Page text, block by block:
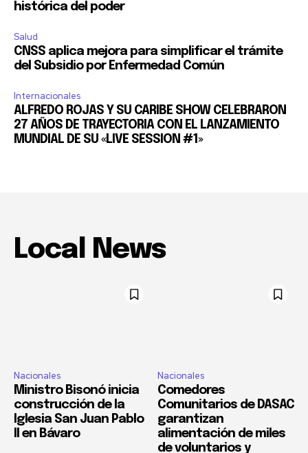
histórica del poder
Salud
CNSS aplica mejora para simplificar el trámite
del Subsidio por Enfermedad Común
Internacionales
ALFREDO ROJAS Y SU CARIBE SHOW CELEBRARON
27 AÑOS DE TRAYECTORIA CON EL LANZAMIENTO
MUNDIAL DE SU «LIVE SESSION #1»
Local News
Nacionales
Ministro Bisonó inicia
construcción de la
Iglesia San Juan Pablo
II en Bávaro
Nacionales
Comedores
Comunitarios de DASAC
garantizan
alimentación de miles
de voluntarios y